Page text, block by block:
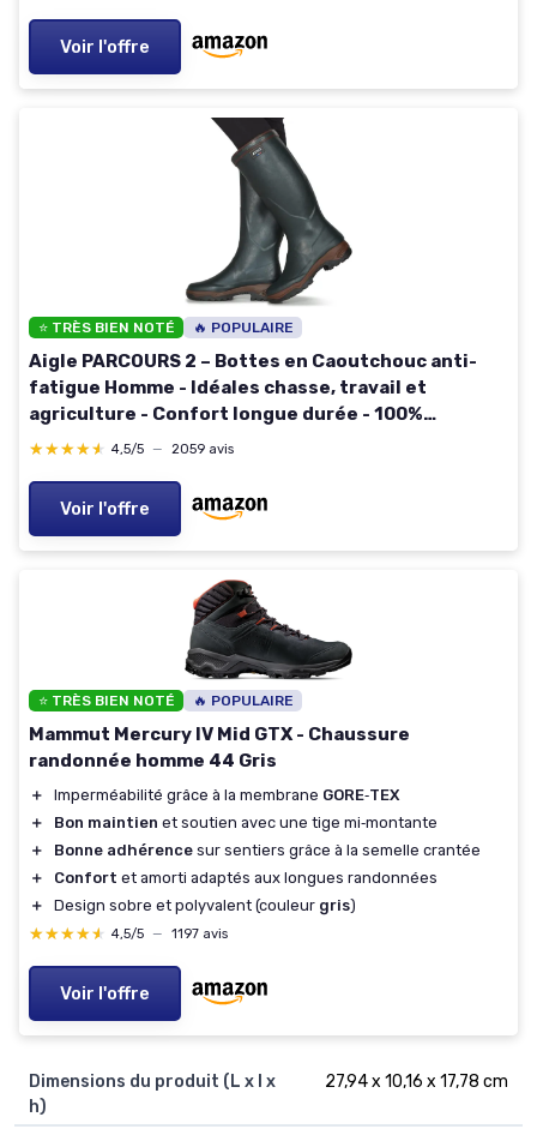
Voir l'offre
⭐ TRÈS BIEN NOTÉ 🔥 POPULAIRE
Aigle PARCOURS 2 – Bottes en Caoutchouc anti-
fatigue Homme - Idéales chasse, travail et
agriculture - Confort longue durée - 100%
imperméables - Fabriqué en France 44 EU Bronze
★★★★★
★★★★★ 4,5/5 — 2059 avis
Voir l'offre
⭐ TRÈS BIEN NOTÉ 🔥 POPULAIRE
Mammut Mercury IV Mid GTX - Chaussure
randonnée homme 44 Gris
＋ Imperméabilité grâce à la membrane GORE‑TEX
＋
Bon maintien et soutien avec une tige mi‑montante
＋
Bonne adhérence sur sentiers grâce à la semelle crantée
＋
Confort et amorti adaptés aux longues randonnées
＋
Design sobre et polyvalent (couleur gris)
★★★★★
★★★★★ 4,5/5 — 1197 avis
Voir l'offre
Dimensions du produit (L x l x
h)
27,94 x 10,16 x 17,78 cm